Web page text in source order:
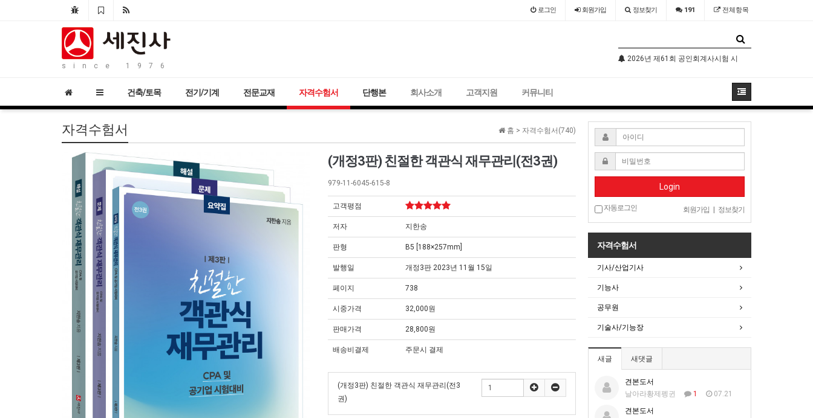
로그인 회원가입 정보찾기 191 전체항목
since 1976
2026년 제61회 공인회계사시험 시행공고
건축/토목 전기/기계 전문교재 자격수험서 단행본 회사소개 고객지원 커뮤니티
홈 > 자격수험서(740)
자격수험서
(개정3판) 친절한 객관식 재무관리(전3권)
979-11-6045-615-8
고객평점
저자 지한송
판형 B5 [188×257mm]
발행일 개정3판 2023년 11월 15일
페이지 738
시중가격 32,000원
판매가격 28,800원
배송비결제 주문시 결제
(개정3판) 친절한 객관식 재무관리(전3
권)
Login
자동로그인 회원가입 | 정보찾기
자격수험서
기사/산업기사
기능사
공무원
기술사/기능장
새글 새댓글
견본도서
날아라황제펭귄
1
07.21
견본도서